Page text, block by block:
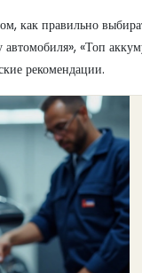
как правильно
«Топ
рекомендации.